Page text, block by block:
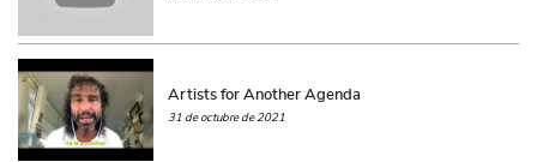
Artists for Another Agenda
31 de octubre de 2021